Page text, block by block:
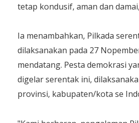
tetap kondusif, aman dan
Ia menambahkan, Pilkada
dilaksanakan pada 27
mendatang. Pesta demokrasi
digelar serentak ini,
provinsi, kabupaten/kota se